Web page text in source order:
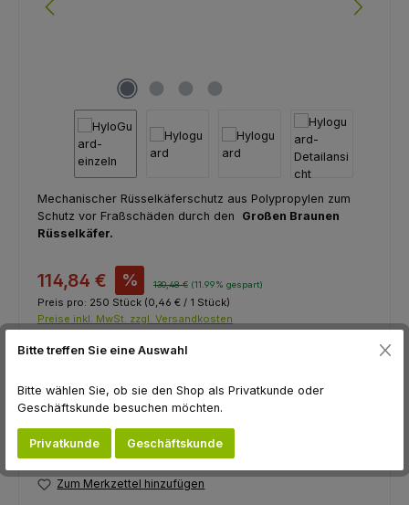
Mechanischer Rüsselkäferschutz aus Polypropylen zum
Schutz vor Fraßschäden durch den Großen Braunen
Rüsselkäfer.
114,84 € % 130,48 € (11.99% gespart)
Preis pro: 250 Stück (0,46 € / 1 Stück)
Preise inkl. MwSt. zzgl. Versandkosten
Sofort verfügbar, Lieferzeit: 1-3 Tage
Produkt Anzahl: Gib den gewünschten Wert ein oder benutze die
In den Warenkorb
Zum Merkzettel hinzufügen
Bitte treffen Sie eine Auswahl
Bitte wählen Sie, ob sie den Shop als Privatkunde oder
Geschäftskunde besuchen möchten.
Privatkunde Geschäftskunde